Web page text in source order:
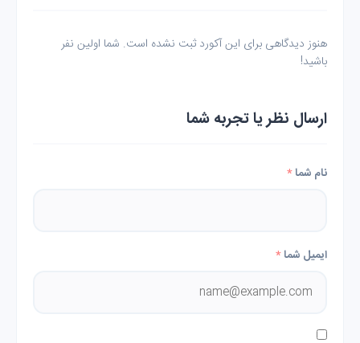
هنوز دیدگاهی برای این آکورد ثبت نشده است. شما اولین نفر
باشید!
ارسال نظر یا تجربه شما
نام شما*
ایمیل شما*